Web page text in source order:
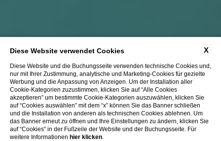
BUCHEN SIE BEI UNS UND
ERHALTEN SIE
Kundenbetreuung
X
Diese Website verwendet Cookies
Diese Website und die Buchungsseite verwenden technische Cookies und,
nur mit Ihrer Zustimmung, analytische und Marketing-Cookies für gezielte
Werbung und die Anpassung von Anzeigen. Um der Installation aller
Cookie-Kategorien zuzustimmen, klicken Sie auf “Alle Cookies
akzeptieren” um bestimmte Cookie-Kategorien auszuwählen, klicken Sie
auf “Cookies auswählen” mit dem “x” können Sie das Banner schließen
und die Installation von anderen als technischen Cookies ablehnen. Um
das Banner erneut zu öffnen und Ihre Einstellungen zu ändern, klicken Sie
auf “Cookies” in der Fußzeile der Website und der Buchungsseite. Für
weitere Informationen hier klicken.